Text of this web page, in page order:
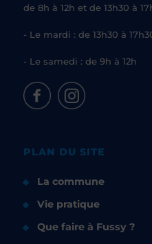
de 8h à 12h et de 13h30 à
- Le mardi : de 13h30 à
- Le samedi : de 9h à 12h
PLAN DU SITE
La commune
Vie pratique
Que faire à Fussy ?